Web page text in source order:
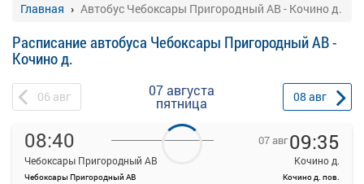
Главная Автобус Чебоксары Пригородный АВ - Кочино д.
Расписание автобуса Чебоксары Пригородный АВ -
Кочино д.
06 авг 07 августа
пятница 08 авг
08:40
Чебоксары Пригородный АВ
Чебоксары Пригородный АВ
07 авг09:35
Кочино д.
Кочино д. пов.